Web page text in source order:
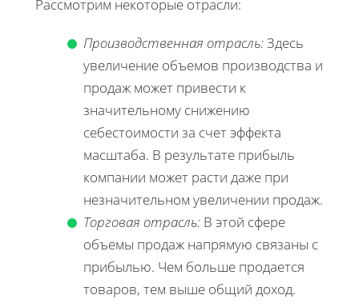
Рассмотрим некоторые отрасли:
Производственная отрасль:Здесь
увеличение объемов производства и
продаж может привести к
значительному снижению
себестоимости за счет эффекта
масштаба. В результате прибыль
компании может расти даже при
незначительном увеличении продаж.
Торговая отрасль: В этой сфере
объемы продаж напрямую связаны с
прибылью. Чем больше продается
товаров, тем выше общий доход.